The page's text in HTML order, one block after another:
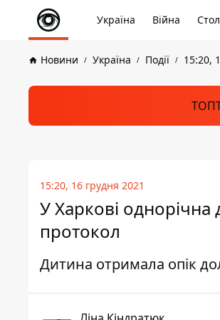
Україна Війна
Новини Україна Події 15:20,
15:20, 16 грудня 2021
У Харкові
протокол
Дитина отримала опік